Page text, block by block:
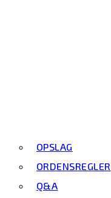
OPSLAG
ORDENSREGLER
Q&A